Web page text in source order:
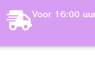
Voor 16:00